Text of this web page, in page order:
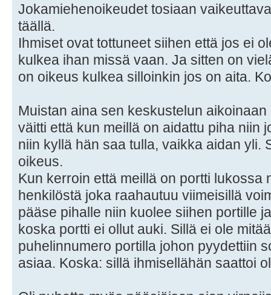
Jokamiehenoikeudet tosiaan
täällä.
Ihmiset ovat tottuneet siihen että jos ei
kulkea ihan missä vaan. Ja sitten on
on oikeus kulkea silloinkin jos on aita.
Muistan aina sen keskustelun
väitti että kun meillä on aidattu piha niin
niin kyllä hän saa tulla, vaikka aidan yli.
oikeus.
Kun kerroin että meillä on portti lukossa
henkilöstä joka raahautuu viimeisillä
pääse pihalle niin kuolee siihen portille
koska portti ei ollut auki. Sillä ei ole
puhelinnumero portilla johon pyydettiin
asiaa. Koska: sillä ihmisellähän saattoi